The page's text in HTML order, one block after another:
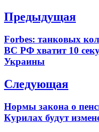
Навигация
записям
Предыдущая
Previous
post:
Forbes: танковых
ВС РФ хватит 10
Украины
Следующая
Next
post:
Нормы закона о
Курилах будут